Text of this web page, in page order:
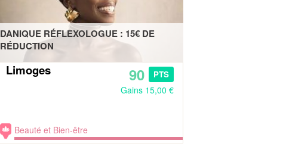
DANIQUE RÉFLEXOLOGUE : 15€ DE
RÉDUCTION
Limoges 90 PTS
Gains 15,00 €
Beauté et Bien-être